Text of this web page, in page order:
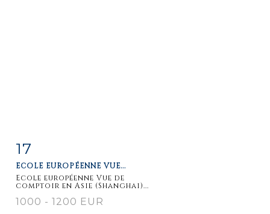
17
ECOLE EUROPÉENNE VUE...
Ecole européenne Vue de
comptoir en Asie (Shanghai)...
1000 - 1200 EUR